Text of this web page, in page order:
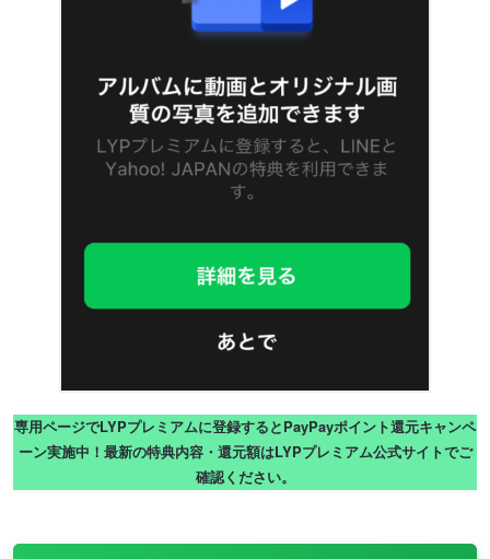
専用ページでLYPプレミアムに登録するとPayPayポイント還元キャンペ
ーン実施中！最新の特典内容・還元額はLYPプレミアム公式サイトでご
確認ください。